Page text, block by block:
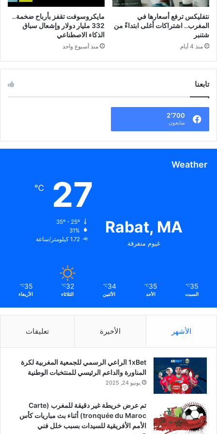
نتفليكس ترفع أسعارها في
المغرب.. اشتراكات أغلى ابتداءً من
شتنبر
منذ 4 أيام
مايكروسوفت تقفز بأرباح ضخمة..
332 مليار دولار وإشعال سباق
الذكاء الاصطناعي
منذ أسبوع واحد
تابعنا
2٬700
متابعون
Weather
Rabat, MA
غيوم متفرقة
27
℃
31%
1.72 كيلومتر/ساعة
35
℃
السبت
35
℃
الأحد
34
℃
الأثنين
32
℃
الثلاثاء
35
℃
الأربعاء
الأشهر الأخيرة تعليقات
1xBet الراعي الرسمي للجمعية المغربية لكرة
المناورة والداعم الرئيسي للمنتخبات الوطنية
يونيو 24, 2025
تم عرض خريطة غير دقيقة للمغرب (Carte
tronquée du Maroc) أثناء بث مباريات كأس
الأمم الأفريقية للسيدات بسبب خلل فني